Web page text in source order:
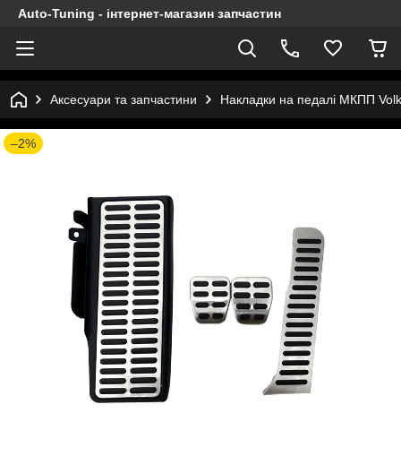
Auto-Tuning - інтернет-магазин запчастин
Аксесуари та запчастини Накладки на педалі МКПП
–2%